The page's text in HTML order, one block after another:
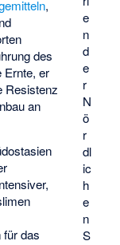
e
n
d
e
r
N
ö
r
dl
ic
h
e
n
S
,
des
Ernte, er
Resistenz
an
das